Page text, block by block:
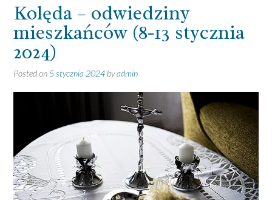
Kolęda – odwiedziny
mieszkańców (8-13 stycznia
2024)
Posted on 5 stycznia 2024 byadmin